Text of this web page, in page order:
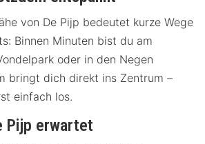
von De Pijp bedeutet kurze Wege
Binnen Minuten bist du am
oder in den Negen
bringt dich direkt ins Zentrum –
einfach los.
Pijp erwartet